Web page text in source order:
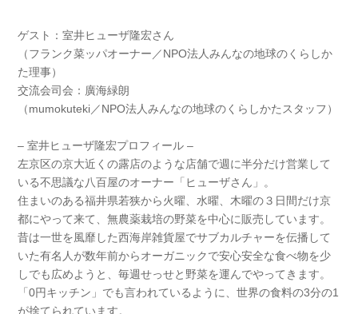
ゲスト：室井ヒューザ隆宏さん
（フランク菜ッパオーナー／NPO法人みんなの地球のくらしか
た理事）
交流会司会：廣海緑朗
（mumokuteki／NPO法人みんなの地球のくらしかたスタッフ）
– 室井ヒューザ隆宏プロフィール –
左京区の京大近くの露店のような店舗で週に半分だけ営業して
いる不思議な八百屋のオーナー「ヒューザさん」。
住まいのある福井県若狭から火曜、水曜、木曜の３日間だけ京
都にやって来て、無農薬栽培の野菜を中心に販売しています。
昔は一世を風靡した西海岸雑貨屋でサブカルチャーを伝播して
いた有名人が数年前からオーガニックで安心安全な食べ物を少
しでも広めようと、毎週せっせと野菜を運んでやってきます。
「0円キッチン」でも言われているように、世界の食料の3分の1
が捨てられています。